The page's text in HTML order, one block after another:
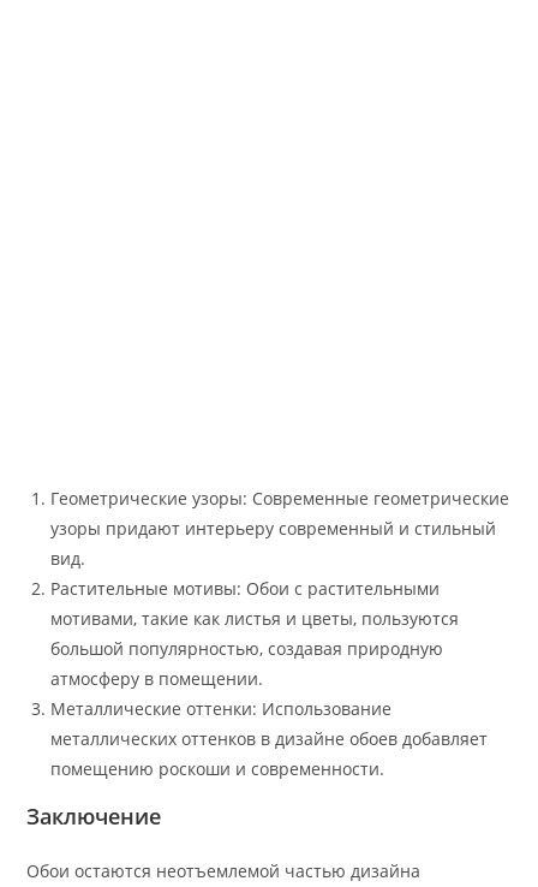
Геометрические узоры: Современные геометрические
узоры придают интерьеру современный и стильный
вид.
Растительные мотивы: Обои с растительными
мотивами, такие как листья и цветы, пользуются
большой популярностью, создавая природную
атмосферу в помещении.
Металлические оттенки: Использование
металлических оттенков в дизайне обоев добавляет
помещению роскоши и современности.
Заключение
Обои остаются неотъемлемой частью дизайна